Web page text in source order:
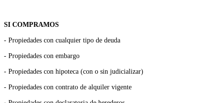
SI COMPRAMOS
- Propiedades con cualquier tipo de deuda
- Propiedades con embargo
- Propiedades con hipoteca (con o sin judicializar)
- Propiedades con contrato de alquiler vigente